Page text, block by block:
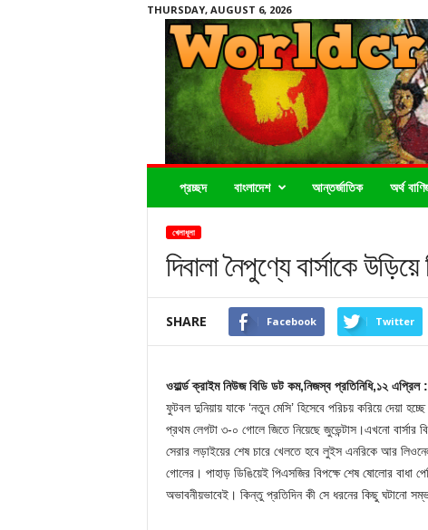
THURSDAY, AUGUST 6, 2026
প্রচ্ছদ বাংলাদেশ আন্তর্জাতিক অর্থ
খেলাধূলা
দিবালা নৈপুণ্যে বার্সাকে
SHARE Facebook Twitter
ওয়ার্ল্ড ক্রাইম নিউজ বিডি ডট কম,নিজস্ব প্রতিনিধি,১২ এপ্রিল :
ফুটবল দুনিয়ায় যাকে ‘নতুন মেসি’ হিসেবে পরিচয় করিয়ে দেয়া
প্রথম লেগটা ৩-০ গোলে জিতে নিয়েছে জুভেন্টাস।এখনো বার্সার
সেরার লড়াইয়ের শেষ চারে খেলতে হবে লুইস এনরিকে আর
গোলের। পাহাড় ডিঙিয়েই পিএসজির বিপক্ষে শেষ ষোলোর বাধা
অভাবনীয়ভাবেই। কিন্তু প্রতিদিন কী সে ধরনের কিছু ঘটানো